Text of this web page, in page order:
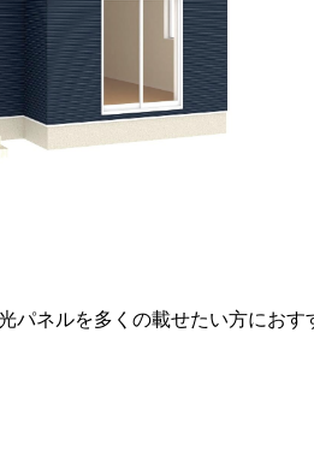
ネルを多くの載せたい方におす